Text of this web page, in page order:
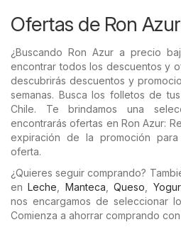
Ofertas de Ron Azur
¿Buscando Ron Azur a precio
encontrar todos los descuentos y
descubrirás descuentos y
semanas. Busca los folletos de
Chile. Te brindamos una
encontrarás ofertas en Ron Azur:
expiración de la promoción
oferta.
¿Quieres seguir comprando?
enLeche Manteca ,Queso Yogur
nos encargamos de seleccionar
Comienza a ahorrar comprando